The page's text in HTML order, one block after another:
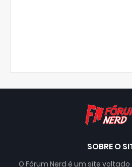
SOBRE O
O Fórum Nerd é um site